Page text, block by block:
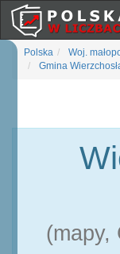
Polska Woj.
Gmina
(mapy,